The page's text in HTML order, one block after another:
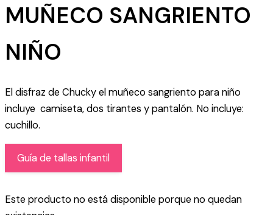
MUÑECO SANGRIENTO
NIÑO
El disfraz de Chucky el muñeco sangriento para niño
incluye camiseta, dos tirantes y pantalón. No incluye:
cuchillo.
Guía de tallas infantil
Este producto no está disponible porque no quedan